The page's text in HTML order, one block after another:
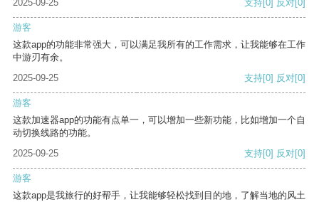
2025-09-25
支持[0] 反对[0]
游客
这款app的功能非常强大，可以满足我所有的工作需求，让我能够在工作
中游刃有余。
2025-09-25
支持[0] 反对[0]
游客
这款加速器app的功能有点单一，可以增加一些新功能，比如增加一个自
动切换线路的功能。
2025-09-25
支持[0] 反对[0]
游客
这款app是我旅行的好帮手，让我能够轻松找到目的地，了解当地的风土